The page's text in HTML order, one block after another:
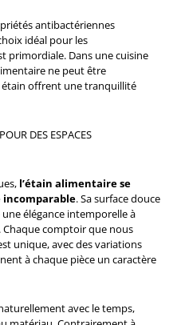
antibactériennes
idéal pour les
primordiale. Dans une cuisine
ne peut être
offrent une tranquillité
DES ESPACES
l’étain alimentaire se
incomparable. Sa surface douce
élégance intemporelle à
Chaque comptoir que nous
unique, avec des variations
à chaque pièce un caractère
avec le temps,